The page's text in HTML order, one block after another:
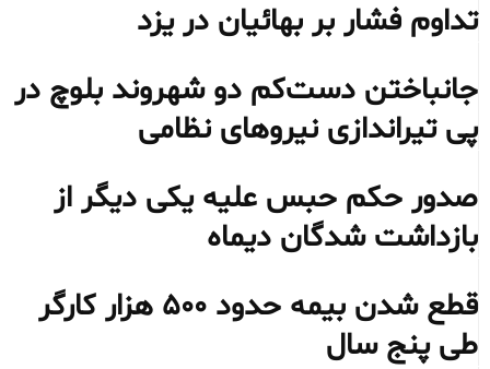
تداوم فشار بر بهائیان در یزد
جانباختن دست‌کم دو شهروند بلوچ در
پی تیراندازی نیروهای نظامی
صدور حکم حبس علیه یکی دیگر از
بازداشت شدگان دیماه
قطع شدن بیمه حدود ۵۰۰ هزار کارگر
طی پنج سال